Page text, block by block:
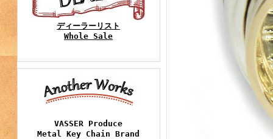
ディーラーリスト
Whole Sale
VASSER Produce
Metal Key Chain Brand